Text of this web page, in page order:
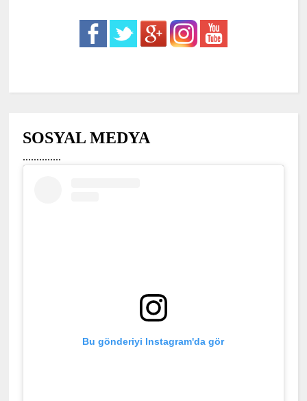
SOSYAL MEDYA
..............
Bu gönderiyi Instagram'da gör